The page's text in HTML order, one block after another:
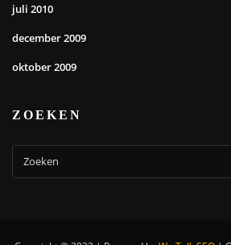
juli 2010
december 2009
oktober 2009
ZOEKEN